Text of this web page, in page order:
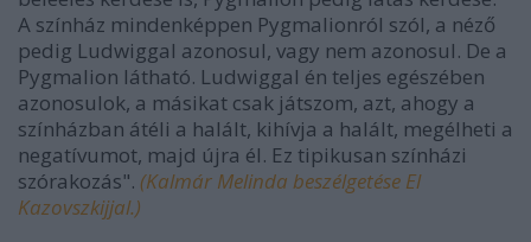
A színház mindenképpen Pygmalionról szól, a néző
pedig Ludwiggal azonosul, vagy nem azonosul. De a
Pygmalion látható. Ludwiggal én teljes egészében
azonosulok, a másikat csak játszom, azt, ahogy a
színházban átéli a halált, kihívja a halált, megélheti a
negatívumot, majd újra él. Ez tipikusan színházi
szórakozás". (Kalmár Melinda beszélgetése El
Kazovszkijjal.)